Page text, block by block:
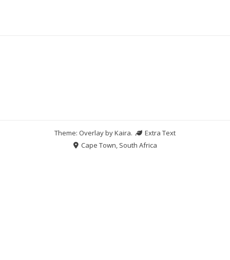
Theme: Overlay byKaira.
Extra Text
Cape Town, South Africa